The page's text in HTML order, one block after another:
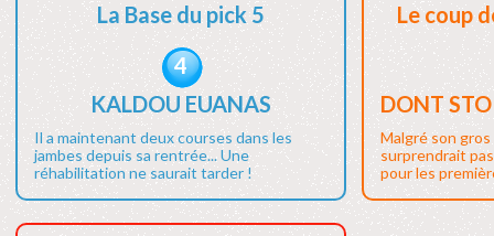
La Base du pick 5
4
KALDOU EUANAS
Il a maintenant deux courses dans les
jambes depuis sa rentrée... Une
réhabilitation ne saurait tarder !
Le coup
DONT
Malgré son
surprendrait
pour les